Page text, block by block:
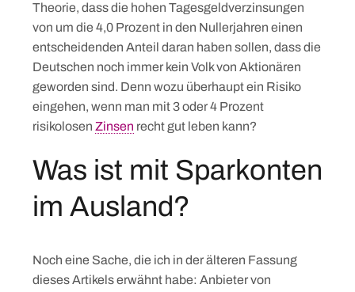
Theorie, dass die hohen Tagesgeldverzinsungen
von um die 4,0 Prozent in den Nullerjahren einen
entscheidenden Anteil daran haben sollen, dass die
Deutschen noch immer kein Volk von Aktionären
geworden sind. Denn wozu überhaupt ein Risiko
eingehen, wenn man mit 3 oder 4 Prozent
risikolosen Zinsen recht gut leben kann?
Was ist mit Sparkonten
im Ausland?
Noch eine Sache, die ich in der älteren Fassung
dieses Artikels erwähnt habe: Anbieter von